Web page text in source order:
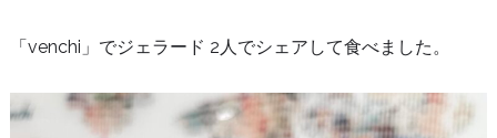
「venchi」でジェラード 2人でシェアして食べました。